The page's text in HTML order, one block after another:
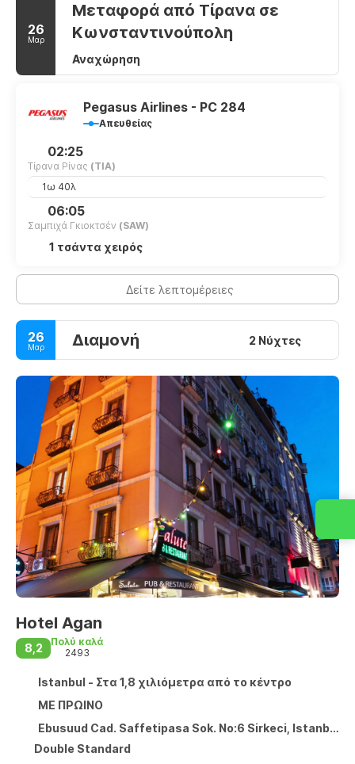
26
Μαρ
Μεταφορά από Τίρανα σε
Κωνσταντινούπολη
Αναχώρηση
Pegasus Airlines - PC 284
Απευθείας
02:25
Τίρανα Ρίνας (TIA)
1ω 40λ
06:05
Σαμπιχά Γκιοκτσέν (SAW)
1 τσάντα χειρός
Δείτε λεπτομέρειες
26
Μαρ Διαμονή 2 Νύχτες
Hotel Agan
8,2
Πολύ καλά
2493
Istanbul - Στα 1,8 χιλιόμετρα από το κέντρο
ΜΕ ΠΡΩΙΝΟ
Ebusuud Cad. Saffetipasa Sok. No:6 Sirkeci, Istanbul 34110
Double Standard